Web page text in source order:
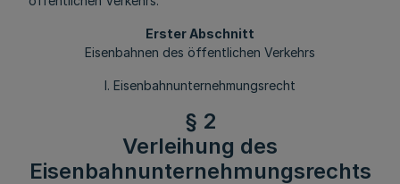
Erster Abschnitt
Eisenbahnen des öffentlichen Verkehrs
I. Eisenbahnunternehmungsrecht
§ 2
Verleihung des
Eisenbahnunternehmungsrechts